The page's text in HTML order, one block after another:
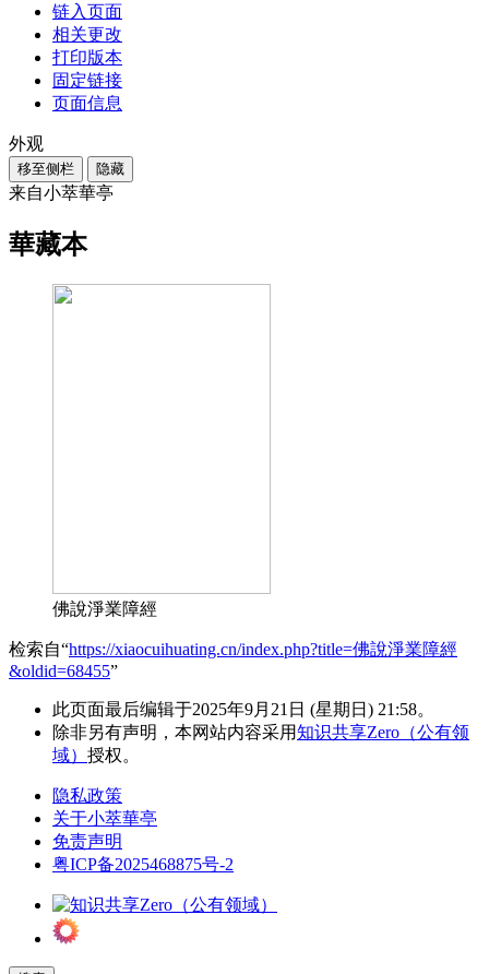
链入页面
相关更改
打印版本
固定链接
页面信息
外观
移至侧栏 隐藏
来自小萃華亭
華藏本
佛說淨業障經
检索自“https://xiaocuihuating.cn/index.php?title=佛說淨業障經
&oldid=68455”
此页面最后编辑于2025年9月21日 (星期日) 21:58。
除非另有声明，本网站内容采用知识共享Zero（公有领
域） 授权。
隐私政策
关于小萃華亭
免责声明
粤ICP备2025468875号-2